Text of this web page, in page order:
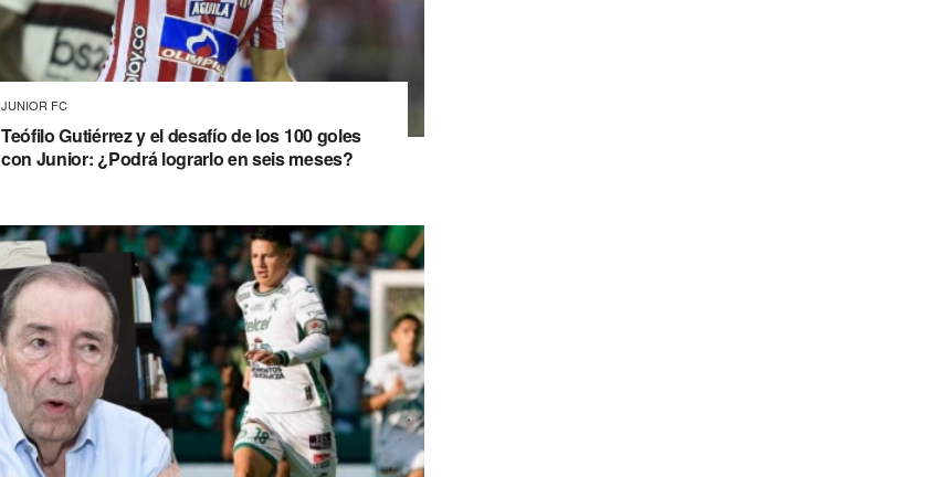
JUNIOR FC
Teófilo Gutiérrez y el desafío de los 100 goles
con Junior: ¿Podrá lograrlo en seis meses?